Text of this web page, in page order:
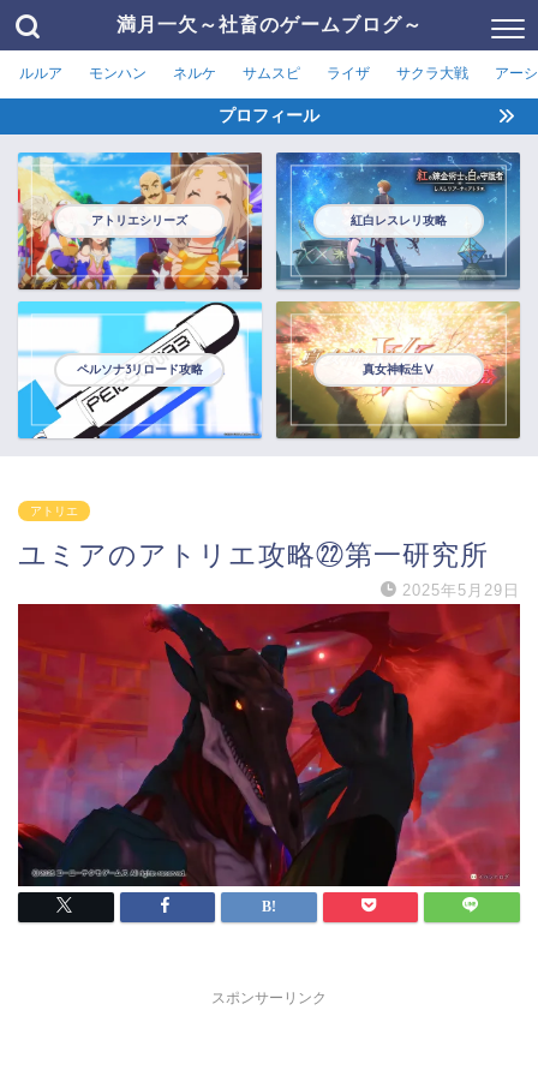
満月一欠～社畜のゲームブログ～
ルルア モンハン ネルケ サムスピ ライザ サクラ大戦 アー
プロフィール
アトリエシリーズ 紅白レスレリ攻略
ペルソナ3リロード攻略 真女神転生Ⅴ
アトリエ
ユミアのアトリエ攻略㉒第一研究所
2025年5月29日
スポンサーリンク